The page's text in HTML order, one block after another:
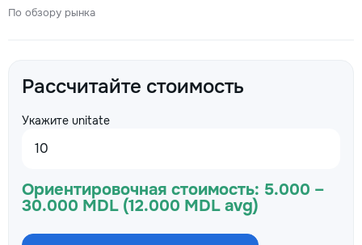
По обзору рынка
Рассчитайте стоимость
Укажите unitate
Ориентировочная стоимость: 5.000 –
30.000 MDL (12.000 MDL avg)